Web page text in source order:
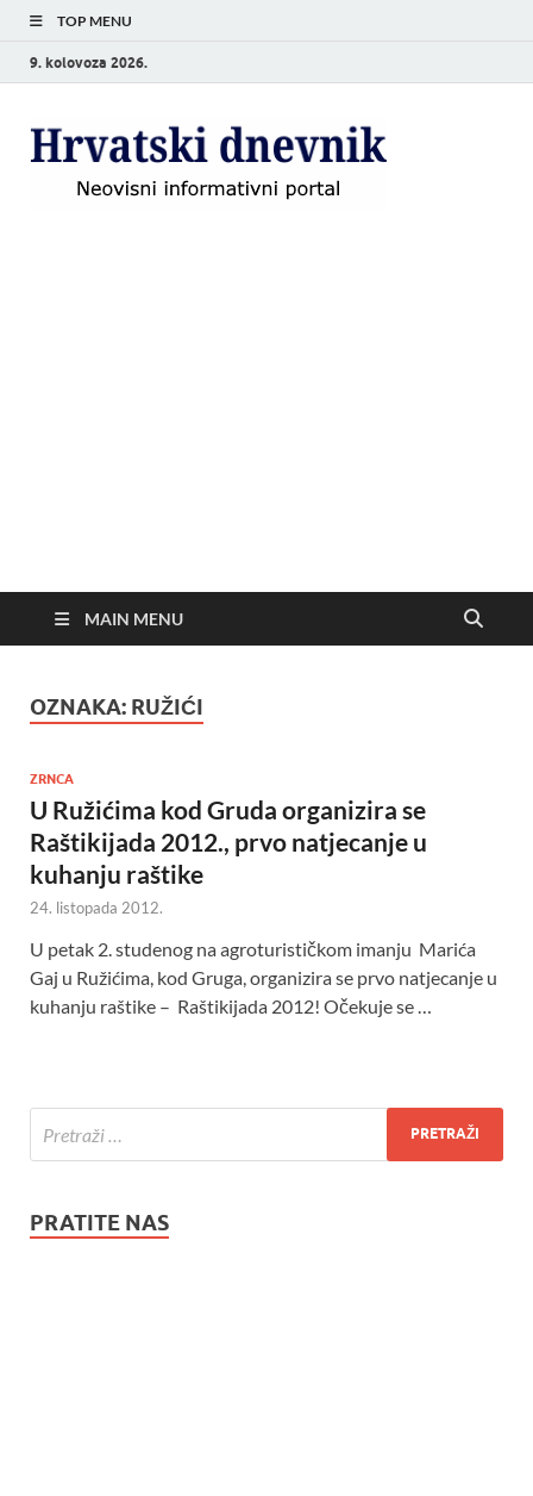
TOP MENU
9. kolovoza 2026.
MAIN MENU
OZNAKA: RUŽIĆI
ZRNCA
U Ružićima kod Gruda organizira se
Raštikijada 2012., prvo natjecanje u
kuhanju raštike
24. listopada 2012.
U petak 2. studenog na agroturističkom imanju Marića
Gaj u Ružićima, kod Gruga, organizira se prvo natjecanje u
kuhanju raštike – Raštikijada 2012! Očekuje se …
PRATITE NAS